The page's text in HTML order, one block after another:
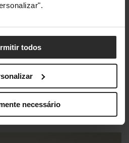
todos
necessário
tambémgreen screensque
conteúdos a outro patamar. A
com 1.5 metros de largura e 2